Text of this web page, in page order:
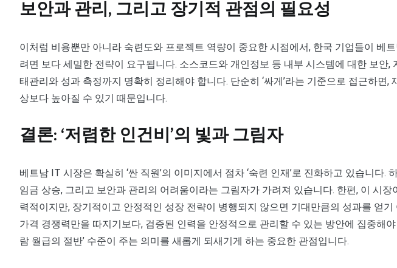
보안과 관리, 그리고 장기적 관점의 필요성
이처럼 비용뿐만 아니라 숙련도와 프로젝트 역량이 중요한 시점에서, 한국 기업들이 베
려면 보다 세밀한 전략이 요구됩니다. 소스코드와 개인정보 등 내부 시스템에 대한 보안,
태관리와 성과 측정까지 명확히 정리해야 합니다. 단순히 ‘싸게’라는 기준으로 접근하면,
상보다 높아질 수 있기 때문입니다.
결론: ‘저렴한 인건비’의 빛과 그림자
베트남 IT 시장은 확실히 ‘싼 직원’의 이미지에서 점차 ‘숙련 인재’로 진화하고 있습니다.
임금 상승, 그리고 보안과 관리의 어려움이라는 그림자가 가려져 있습니다. 한편, 이 시장
력적이지만, 장기적이고 안정적인 성장 전략이 병행되지 않으면 기대만큼의 성과를 얻기
가격 경쟁력만을 따지기보다, 검증된 인력을 안정적으로 관리할 수 있는 방안에 집중해
람 월급의 절반’ 수준이 주는 의미를 새롭게 되새기게 하는 중요한 관점입니다.